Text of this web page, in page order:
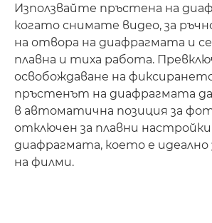
Използвайте пръстена на
когато снимате видео, за
на отвора на диафрагмата и
плавна и тиха работа.
освобождаване на
пръстенът на диафрагмата да
в автоматична позиция за
отключен за плавни
диафрагмата, което е идеално
на филми.